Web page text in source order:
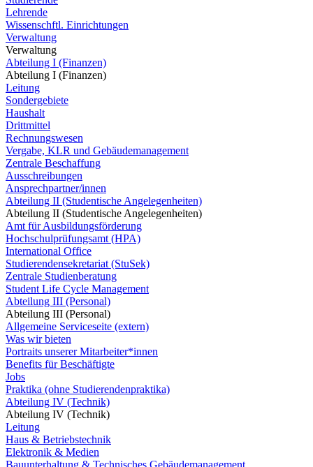
Lehrende
Wissenschftl. Einrichtungen
Verwaltung
Verwaltung
Abteilung I (Finanzen)
Abteilung I (Finanzen)
Leitung
Sondergebiete
Haushalt
Drittmittel
Rechnungswesen
Vergabe, KLR und Gebäudemanagement
Zentrale Beschaffung
Ausschreibungen
Ansprechpartner/innen
Abteilung II (Studentische Angelegenheiten)
Abteilung II (Studentische Angelegenheiten)
Amt für Ausbildungsförderung
Hochschulprüfungsamt (HPA)
International Office
Studierendensekretariat (StuSek)
Zentrale Studienberatung
Student Life Cycle Management
Abteilung III (Personal)
Abteilung III (Personal)
Allgemeine Serviceseite (extern)
Was wir bieten
Portraits unserer Mitarbeiter*innen
Benefits für Beschäftigte
Jobs
Praktika (ohne Studierendenpraktika)
Abteilung IV (Technik)
Abteilung IV (Technik)
Leitung
Haus & Betriebstechnik
Elektronik & Medien
Bauunterhaltung & Technisches Gebäudemanagement